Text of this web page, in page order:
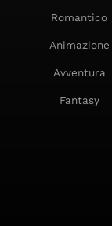
Romantico
Animazione
Avventura
Fantasy